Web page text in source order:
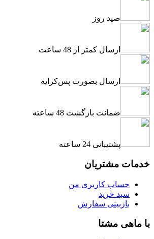
صید روز
ارسال کمتر از 48 ساعت
ارسال بصورت پس‌کرایه
ضمانت بازگشت 48 ساعته
پشتیبانی 24 ساعته
خدمات مشتریان
حساب کاربری من
سبد خرید
بازبینی سفارش
با ماهی مشتا